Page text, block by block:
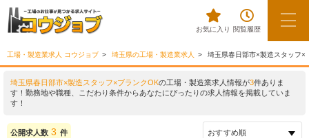
お気に入り 閲覧履歴
工場・製造業求人 コウジョブ 埼玉県の工場・製造業求人 埼玉県春日部市×製造スタッフ×
埼玉県春日部市×製造スタッフ×ブランクOKの工場・製造業求人情報が3件ありま
す！勤務地や職種、こだわり条件からあなたにぴったりの求人情報を掲載していま
す！
公開求人数 3 件